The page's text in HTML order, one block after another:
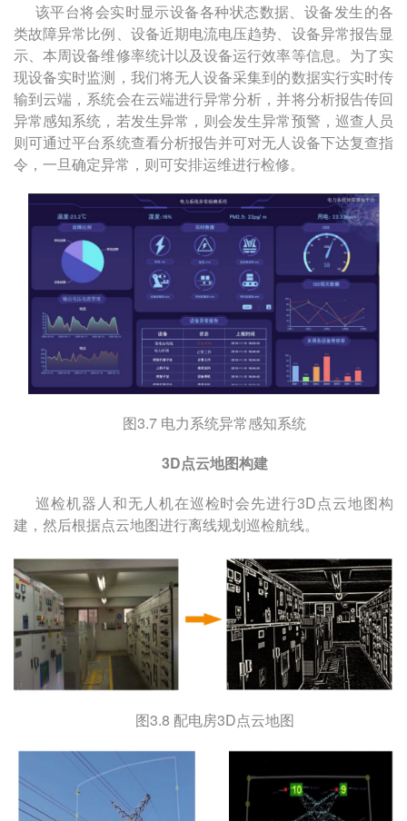
该平台将会实时显示设备各种状态数据、设备发生的各
类故障异常比例、设备近期电流电压趋势、设备异常报告显
示、本周设备维修率统计以及设备运行效率等信息。为了实
现设备实时监测，我们将无人设备采集到的数据实行实时传
输到云端，系统会在云端进行异常分析，并将分析报告传回
异常感知系统，若发生异常，则会发生异常预警，巡查人员
则可通过平台系统查看分析报告并可对无人设备下达复查指
令，一旦确定异常，则可安排运维进行检修。
图3.7 电力系统异常感知系统
3D点云地图构建
巡检机器人和无人机在巡检时会先进行3D点云地图构
建，然后根据点云地图进行离线规划巡检航线。
图3.8 配电房3D点云地图